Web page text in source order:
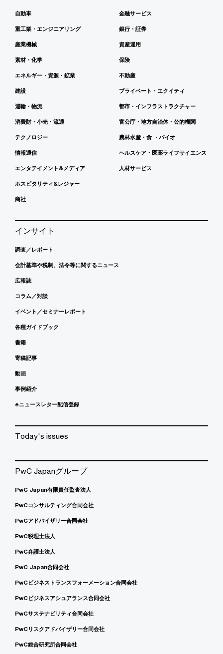
自動車
重工業・エンジニアリング
産業機械
素材・化学
エネルギー・資源・鉱業
建設
運輸・物流
消費財・小売・流通
テクノロジー
情報通信
エンタテイメント&メディア
ホスピタリティ&レジャー
商社
金融サービス
銀行・証券
資産運用
保険
不動産
プライベート・エクイティ
都市・インフラストラクチャー
官公庁・地方自治体・公的機関
農林水産・食 ・バイオ
ヘルスケア・医薬ライフサイエンス
人材サービス
インサイト
調査／レポート
会計基準や税制、法令等に関するニュース
広報誌
コラム／対談
イベント／セミナーレポート
各種ガイドブック
書籍
寄稿記事
動画
事例紹介
eニュースレター配信登録
Today's issues
PwC Japanグループ
PwC Japan有限責任監査法人
PwCコンサルティング合同会社
PwCアドバイザリー合同会社
PwC税理士法人
PwC弁護士法人
PwC Japan合同会社
PwCビジネストランスフォーメーション合同会社
PwCビジネスアシュアランス合同会社
PwCサステナビリティ合同会社
PwCリスクアドバイザリー合同会社
PwC総合研究所合同会社